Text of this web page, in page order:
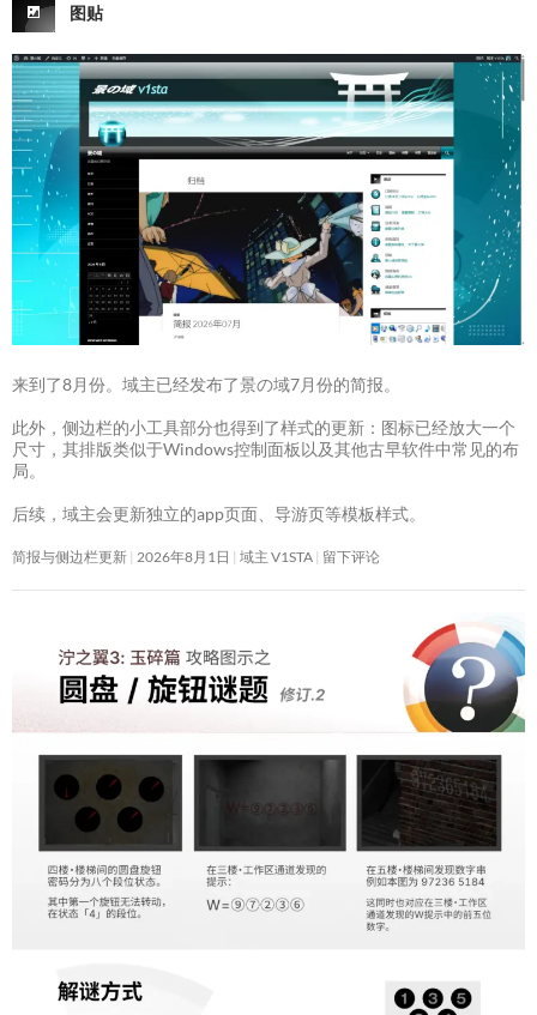
图贴
来到了8月份。域主已经发布了景の域7月份的简报。
此外，侧边栏的小工具部分也得到了样式的更新：图标已经放大一个
尺寸，其排版类似于Windows控制面板以及其他古早软件中常见的布
局。
后续，域主会更新独立的app页面、导游页等模板样式。
简报与侧边栏更新 2026年8月1日 域主 V1STA 留下评论